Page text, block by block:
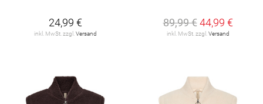
24,99 €
inkl. MwSt. zzgl. Versand
89,99 € 44,99 €
inkl. MwSt. zzgl. Versand